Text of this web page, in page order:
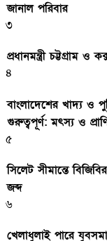
জানাল পরিবার
৩
প্রধানমন্ত্রী চট্টগ্রাম
৪
বাংলাদেশের খাদ্য ও
গুরুত্বপূর্ণ: মৎস্য ও
৫
সিলেট সীমান্তে
জব্দ
৬
খেলাধুলাই পারে